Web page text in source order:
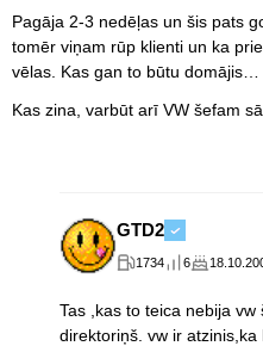
Pagāja 2-3 nedēļas un šis pats
tomēr viņam rūp klienti un ka
vēlas. Kas gan to būtu domājis…
Kas zina, varbūt arī VW šefam
GTD2
1734 6
Tas ,kas to teica nebija
direktoriņš. vw ir